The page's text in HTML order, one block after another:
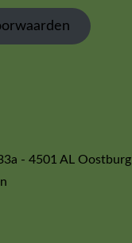
- 4501 AL Oostburg